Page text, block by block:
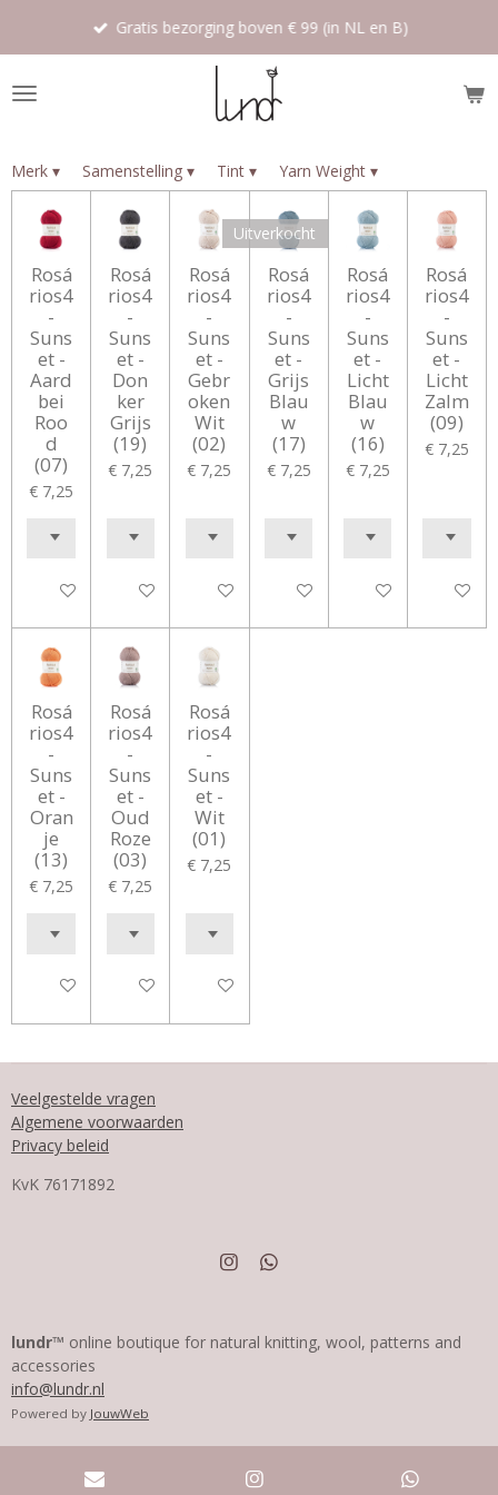
de
Gratis bezorging boven € 99 (in NL en B)
Merk ▾ Samenstelling ▾ Tint ▾ Yarn Weight ▾
Rosá
rios4
-
Suns
et -
Aard
bei
Roo
d
(07)
€ 7,25
In winkelwagen
Rosá
rios4
-
Suns
et -
Don
ker
Grijs
(19)
€ 7,25
In winkelwagen
Rosá
rios4
-
Suns
et -
Gebr
oken
Wit
(02)
€ 7,25
In winkelwagen
Uitverkocht
Rosá
rios4
-
Suns
et -
Grijs
Blau
w
(17)
€ 7,25
Houd mij op de hoogte
Rosá
rios4
-
Suns
et -
Licht
Blau
w
(16)
€ 7,25
In winkelwagen
Rosá
rios4
-
Suns
et -
Licht
Zalm
(09)
€ 7,25
In
Rosá
rios4
-
Suns
et -
Oran
je
(13)
€ 7,25
In winkelwagen
Rosá
rios4
-
Suns
et -
Oud
Roze
(03)
€ 7,25
In winkelwagen
Rosá
rios4
-
Suns
et -
Wit
(01)
€ 7,25
In winkelwagen
Veelgestelde vragen
Algemene voorwaarden
Privacy beleid
KvK 76171892
I
a
W
s
lundr™ online boutique for natural knitting, wool, patterns and
accessories
info@lundr.nl
Powered by JouwWeb